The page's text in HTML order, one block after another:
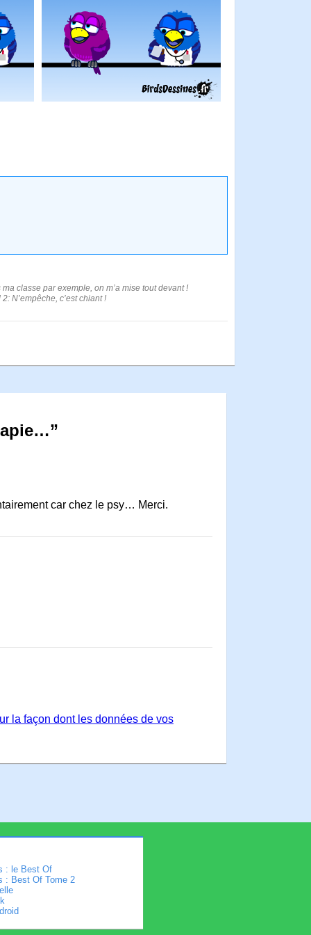
classe par exemple, on m’a mise tout devant !
N’empêche, c’est chiant !
car chez le psy… Merci.
la façon dont les données de vos
: le Best Of
: Best Of Tome 2